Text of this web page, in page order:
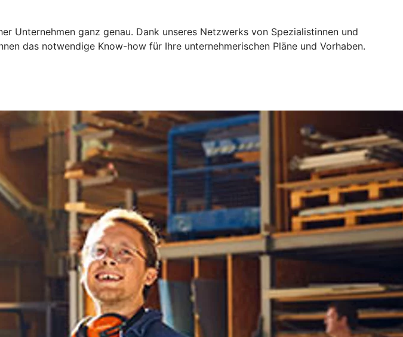
Unternehmen ganz genau. Dank unseres Netzwerks von Spezialistinnen und
das notwendige Know-how für Ihre unternehmerischen Pläne und Vorhaben.